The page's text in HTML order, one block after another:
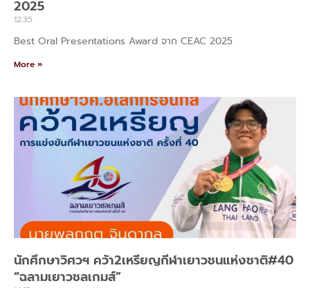
2025
12:35
Best Oral Presentations Award จาก CEAC 2025
More »
นักศึกษาวิศวฯ คว้า2เหรียญกีฬาเยาวชนแห่งชาติ#40
“ฉลามเยาวชลเกมส์”